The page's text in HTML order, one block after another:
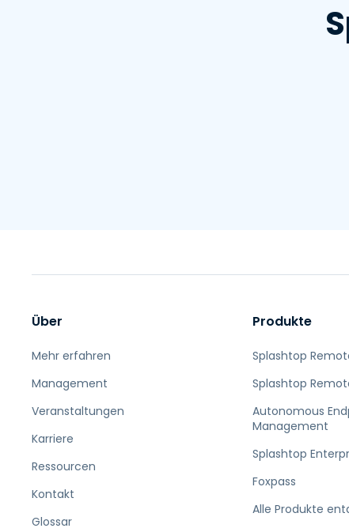
Über
Mehr erfahren
Management
Veranstaltungen
Karriere
Ressourcen
Kontakt
Glossar
Produkte
Splashtop
Splashtop
Autonomous
Management
Splashtop
Foxpass
Alle Produkte